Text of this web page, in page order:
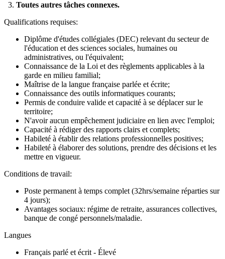
3. Toutes autres tâches connexes.
Qualifications requises:
Diplôme d'études collégiales (DEC) relevant du secteur de
l'éducation et des sciences sociales, humaines ou
administratives, ou l'équivalent;
Connaissance de la Loi et des règlements applicables à la
garde en milieu familial;
Maîtrise de la langue française parlée et écrite;
Connaissance des outils informatiques courants;
Permis de conduire valide et capacité à se déplacer sur le
territoire;
N'avoir aucun empêchement judiciaire en lien avec l'emploi;
Capacité à rédiger des rapports clairs et complets;
Habileté à établir des relations professionnelles positives;
Habileté à élaborer des solutions, prendre des décisions et les
mettre en vigueur.
Conditions de travail:
Poste permanent à temps complet (32hrs/semaine réparties sur
4 jours);
Avantages sociaux: régime de retraite, assurances collectives,
banque de congé personnels/maladie.
Langues
Français parlé et écrit - Élevé